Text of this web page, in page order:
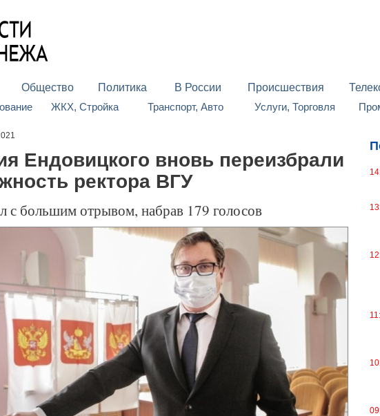
Общество Политика В России Происшествия
ЖКХ, Стройка Транспорт, Авто Услуги, Торговля
Ендовицкого вновь переизбрали
ректора ВГУ
с большим отрывом, набрав 179 голосов